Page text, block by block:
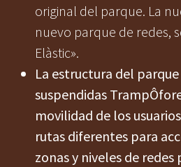
original del parque. La
nuevo parque de redes,
Elàstic».
La estructura del
suspendidas
movilidad de los
rutas diferentes para
zonas y niveles de